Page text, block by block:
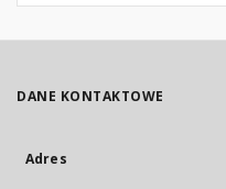
DANE KONTAKTOWE
Adres